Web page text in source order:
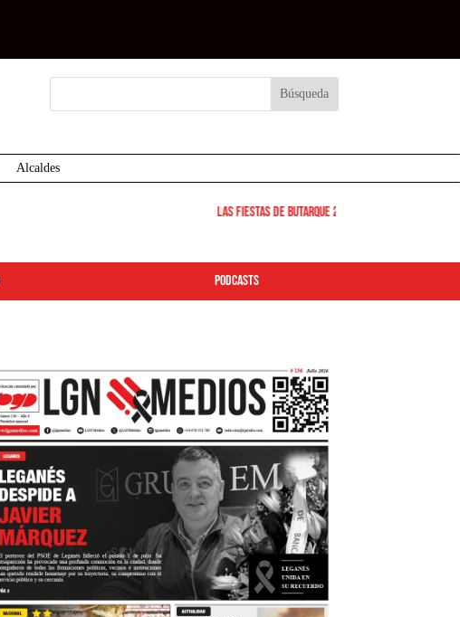
Alcaldes
Las Fiestas de Butarque 2026 arrancan este viernes:
podcasts